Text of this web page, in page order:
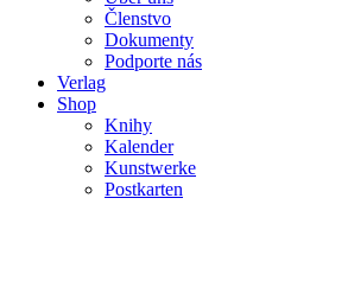
Členstvo
Dokumenty
Podporte nás
Verlag
Shop
Knihy
Kalender
Kunstwerke
Postkarten